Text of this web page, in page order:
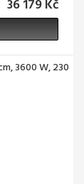
36 179 Kč
3600 W, 230